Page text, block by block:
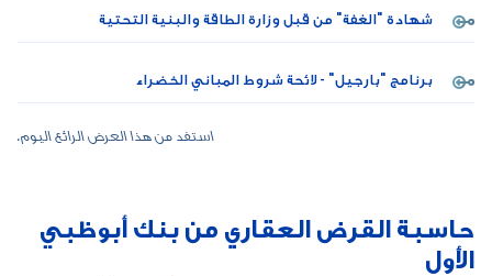
شهادة "الغفة" من قبل وزارة الطاقة والبنية التحتية
برنامج "بارجيل" - لائحة شروط المباني الخضراء
استفد من هذا العرض الرائع اليوم.
حاسبة القرض العقاري من بنك أبوظبي
الأول